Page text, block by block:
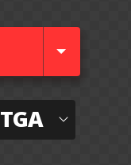
TGA